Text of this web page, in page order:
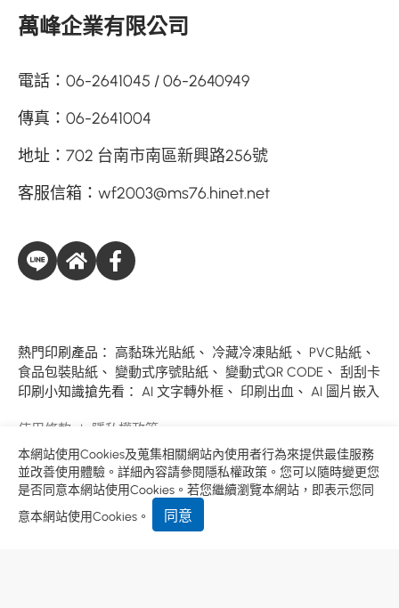
萬峰企業有限公司
電話： 06-2641045
06-2640949
傳真： 06-2641004
地址： 702 台南市南區新興路256號
客服信箱： wf2003@ms76.hinet.net
熱門印刷產品： 高黏珠光貼紙 、 冷藏冷凍貼紙 、 PVC貼紙 、
食品包裝貼紙 、 變動式序號貼紙 、 變動式QR CODE 、 刮刮卡
印刷小知識搶先看： AI 文字轉外框 、 印刷出血 、 AI 圖片嵌入
使用條款
隱私權政策
Designed byGTMC Taiwan Products
B2BManufactures
Market Prospects
Copyright © 萬峰企業有限公司.
本網站使用Cookies及蒐集相關網站內使用者行為來提供最佳服務
並改善使用體驗。詳細內容請參閱 隱私權政策 。您可以隨時變更您
是否同意本網站使用Cookies。若您繼續瀏覽本網站，即表示您同
意本網站使用Cookies。
同意